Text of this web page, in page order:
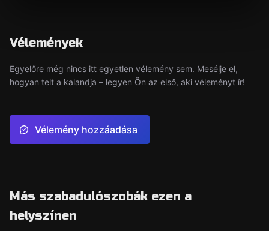
Vélemények
Egyelőre még nincs itt egyetlen vélemény sem. Mesélje el,
hogyan telt a kalandja – legyen Ön az első, aki véleményt ír!
Vélemény hozzáadása
Más szabadulószobák ezen a
helyszínen